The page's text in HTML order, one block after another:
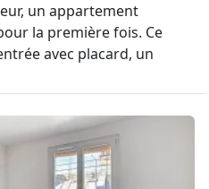
un appartement
la première fois. Ce
avec placard, un